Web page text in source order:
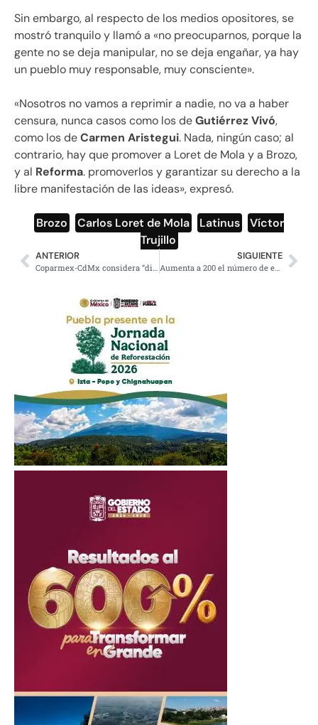
Sin embargo, al respecto de los medios opositores, se
mostró tranquilo y llamó a «no preocuparnos, porque la
gente no se deja manipular, no se deja engañar, ya hay
un pueblo muy responsable, muy consciente».
«Nosotros no vamos a reprimir a nadie, no va a haber
censura, nunca casos como los deGutiérrez Vivó,
como los deCarmen Aristegui. Nada, ningún caso; al
contrario, hay que promover a Loret de Mola y a Brozo,
y al Reforma. promoverlos y garantizar su derecho a la
libre manifestación de las ideas», expresó.
Brozo Carlos Loret de Mola Latinus
Víctor
Trujillo
ANTERIOR SIGUIENTE
Aumenta a 200 el número de esqueletos de mamuts hallados en Santa Lucía